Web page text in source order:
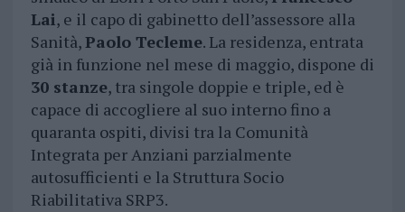
Lai, e il capo di gabinetto dell’assessore alla
Sanità,Paolo Tecleme. La residenza, entrata
già in funzione nel mese di maggio, dispone di
30 stanze, tra singole doppie e triple, ed è
capace di accogliere al suo interno fino a
quaranta ospiti, divisi tra la Comunità
Integrata per Anziani parzialmente
autosufficienti e la Struttura Socio
Riabilitativa SRP3.